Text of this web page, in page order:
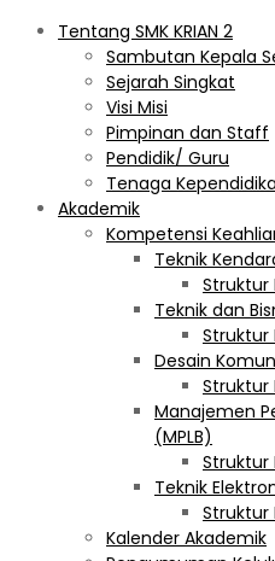
Tentang SMK KRIAN 2
Sambutan Kepala
Sejarah Singkat
Visi Misi
Pimpinan dan Staff
Pendidik/ Guru
Tenaga
Akademik
Kompetensi
Teknik
Struktur
Teknik dan
Struktur
Desain
Struktur
Manajemen
(MPLB)
Struktur
Teknik
Struktur
Kalender Akademik